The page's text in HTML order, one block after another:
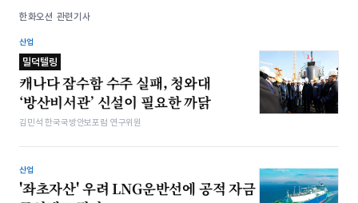
한화오션 관련기사
산업
밀덕텔링
캐나다 잠수함 수주 실패, 청와대
‘방산비서관’ 신설이 필요한 까닭
김민석 한국국방안보포럼 연구위원
산업
'좌초자산' 우려 LNG운반선에 공적 자금